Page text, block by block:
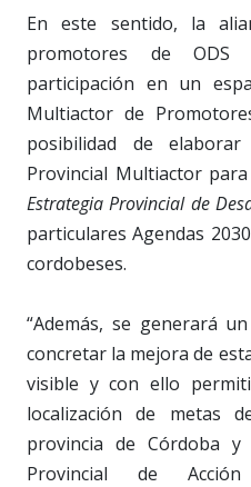
En este sentido, la
promotores de ODS
participación en un
Multiactor de
posibilidad de
Provincial Multiactor
Estrategia Provincial de
particulares Agendas
cordobeses.
“Además, se generará
concretar la mejora de
visible y con ello
localización de metas
provincia de Córdoba
Provincial de